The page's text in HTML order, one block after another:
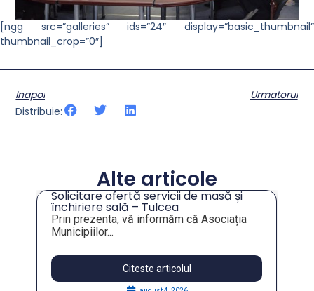
[ngg src=”galleries” ids=”24″ display=”basic_thumbnail”
thumbnail_crop=”0″]
Inapoi
Urmatorul
Distribuie:
Alte articole
Solicitare ofertă servicii de masă și
închiriere sală – Tulcea
Prin prezenta, vă informăm că Asociația
Municipiilor...
Citeste articolul